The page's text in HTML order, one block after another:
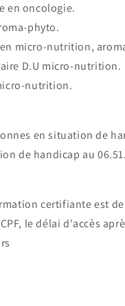
en oncologie.
phyto.
micro-nutrition,
D.U micro-nutrition.
nutrition.
en situation de
de handicap au
certifiante est
le délai d'accès